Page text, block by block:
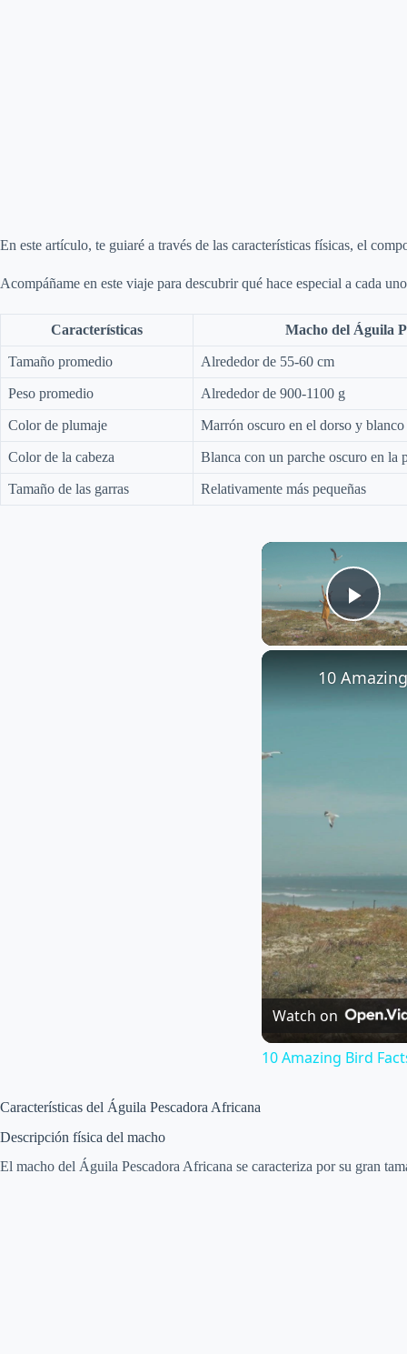
En este artículo, te guiaré a través de las características físicas, el
Acompáñame en este viaje para descubrir qué hace especial a cada
Características Macho del Águila
Tamaño promedio Alrededor de 55-60 cm
Peso promedio Alrededor de 900-1100 g
Color de plumaje Marrón oscuro en el dorso y blanco
Color de la cabeza Blanca con un parche oscuro en la
Tamaño de las garras Relativamente más pequeñas
10
Watch on
10 Amazing Bird
Características del Águila Pescadora Africana
Descripción física del macho
El macho del Águila Pescadora Africana se caracteriza por su gran